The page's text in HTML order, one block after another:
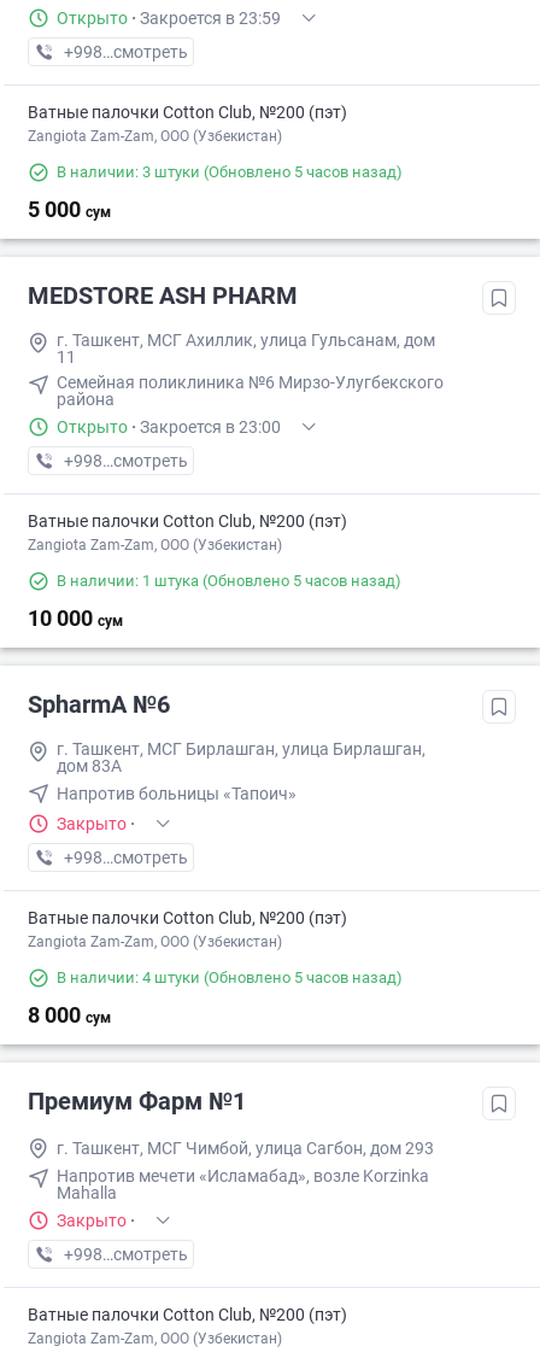
Открыто · Закроется в 23:59
+998 (77) XXX-XX-XX
смотреть
Ватные палочки Cotton Club, №200 (пэт)
Zangiota Zam-Zam, OOO (Узбекистан)
В наличии: 3 штуки (Обновлено 5 часов назад)
5 000 сум
MEDSTORE ASH PHARM
г. Ташкент, МСГ Ахиллик, улица Гульсанам, дом
11
Семейная поликлиника №6 Мирзо-Улугбекского
района
Открыто · Закроется в 23:00
+998 (95) XXX-XX-XX
смотреть
Ватные палочки Cotton Club, №200 (пэт)
Zangiota Zam-Zam, OOO (Узбекистан)
В наличии: 1 штука (Обновлено 5 часов назад)
10 000 сум
SpharmA №6
г. Ташкент, МСГ Бирлашган, улица Бирлашган,
дом 83А
Напротив больницы «Тапоич»
Закрыто ·
+998 (94) XXX-XX-XX
смотреть
Ватные палочки Cotton Club, №200 (пэт)
Zangiota Zam-Zam, OOO (Узбекистан)
В наличии: 4 штуки (Обновлено 5 часов назад)
8 000 сум
Премиум Фарм №1
г. Ташкент, МСГ Чимбой, улица Сагбон, дом 293
Напротив мечети «Исламабад», возле Korzinka
Mahalla
Закрыто ·
+998 (95) XXX-XX-XX
смотреть
Ватные палочки Cotton Club, №200 (пэт)
Zangiota Zam-Zam, OOO (Узбекистан)